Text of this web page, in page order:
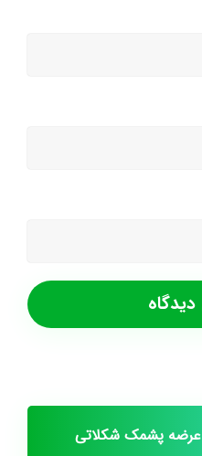
عرضه پشمک شکلاتی